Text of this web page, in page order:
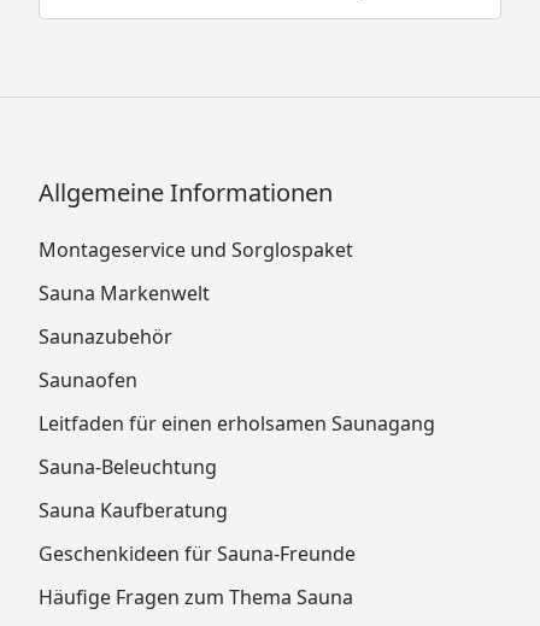
Allgemeine Informationen
Montageservice und Sorglospaket
Sauna Markenwelt
Saunazubehör
Saunaofen
Leitfaden für einen erholsamen Saunagang
Sauna-Beleuchtung
Sauna Kaufberatung
Geschenkideen für Sauna-Freunde
Häufige Fragen zum Thema Sauna